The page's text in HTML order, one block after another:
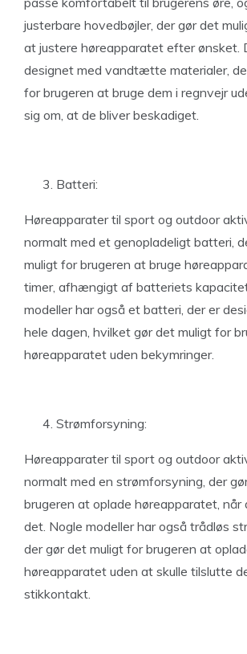
justerbare hovedbøjler, der gør det
at justere høreapparatet efter ønsket.
designet med vandtætte materialer,
for brugeren at bruge dem i regnvejr
sig om, at de bliver beskadiget.
Batteri:
Høreapparater til sport og outdoor
normalt med et genopladeligt batteri,
muligt for brugeren at bruge
timer, afhængigt af batteriets
modeller har også et batteri, der er
hele dagen, hvilket gør det muligt for
høreapparatet uden bekymringer.
Strømforsyning:
Høreapparater til sport og outdoor
normalt med en strømforsyning, der
brugeren at oplade høreapparatet, når
det. Nogle modeller har også trådløs
der gør det muligt for brugeren at
høreapparatet uden at skulle tilslutte
stikkontakt.